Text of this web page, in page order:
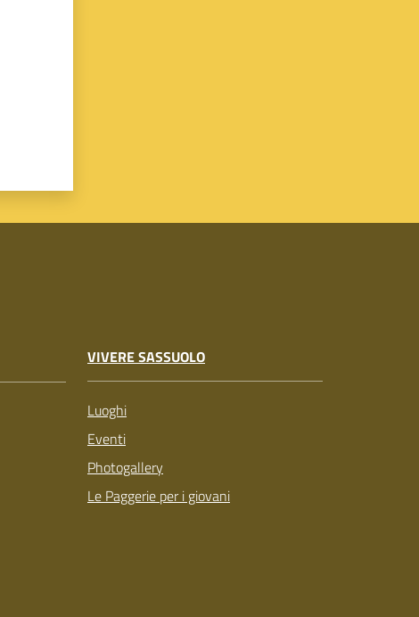
VIVERE SASSUOLO
Luoghi
Eventi
Photogallery
Le Paggerie per i giovani